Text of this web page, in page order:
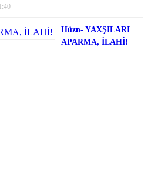
Hüzn- YAXŞILARI
APARMA, İLAHİ!